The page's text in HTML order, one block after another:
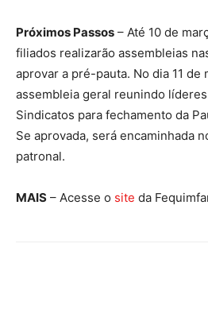
Próximos Passos – Até 10 de
filiados realizarão assembleias
aprovar a pré-pauta. No dia 11 de
assembleia geral reunindo
Sindicatos para fechamento da
Se aprovada, será encaminhada
patronal.
MAIS – Acesse o site da